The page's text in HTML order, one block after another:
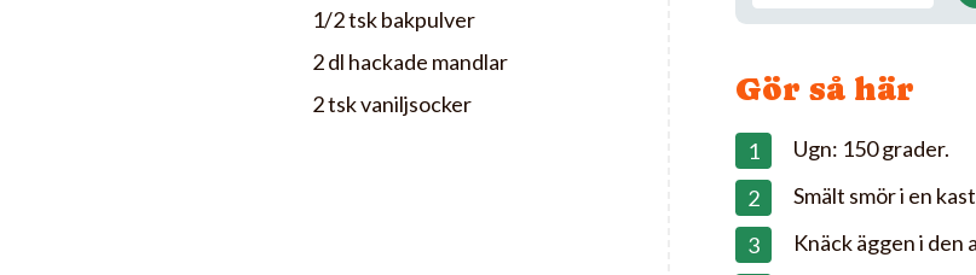
1/2 tsk bakpulver
2 dl hackade mandlar
2 tsk vaniljsocker
Gör så här
Ugn: 150 grader.
Smält smör i en
Knäck äggen i den